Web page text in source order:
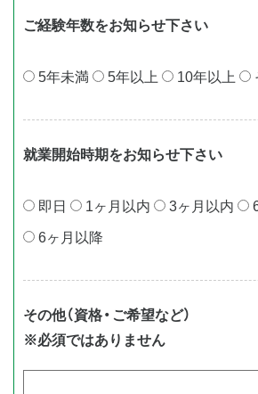
ご経験年数をお知らせ下さい
5年未満 5年以上 10年以上
就業開始時期をお知らせ下さい
即⽇ 1ヶ⽉以内 3ヶ⽉以内
6ヶ⽉以降
その他（資格・ご希望など）
※必須ではありません